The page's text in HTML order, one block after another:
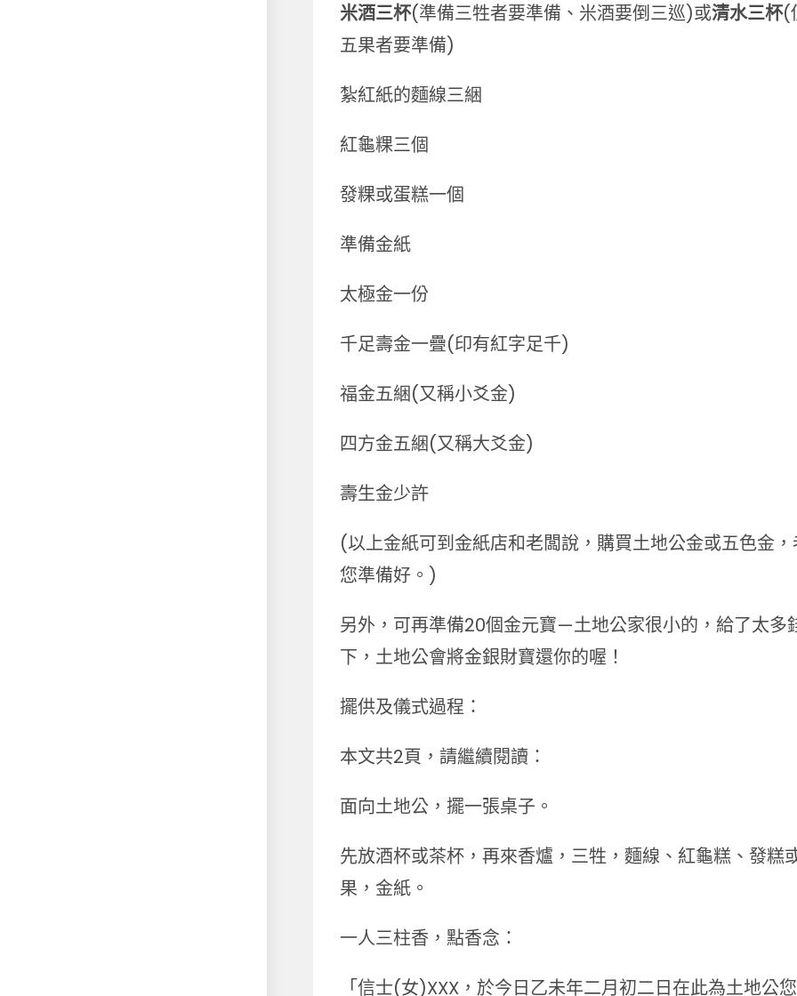
米酒三杯(準備三牲者要準備、米酒要倒三巡)或清水三杯(
五果者要準備)
紮紅紙的麵線三綑
紅龜粿三個
發粿或蛋糕一個
準備金紙
太極金一份
千足壽金一疊(印有紅字足千)
福金五綑(又稱小爻金)
四方金五綑(又稱大爻金)
壽生金少許
(以上金紙可到金紙店和老闆說，購買土地公金或五色金
您準備好。)
另外，可再準備20個金元寶—土地公家很小的，給了太多
下，土地公會將金銀財寶還你的喔！
擺供及儀式過程：
本文共2頁，請繼續閱讀：
面向土地公，擺一張桌子。
先放酒杯或茶杯，再來香爐，三牲，麵線、紅龜糕、發糕
果，金紙。
一人三柱香，點香念：
「信士(女)XXX，於今日乙未年二月初二日在此為土地公